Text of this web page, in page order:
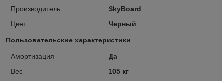
Производитель
SkyBoard
Цвет
Черный
Пользовательские характеристики
Амортизация
Да
Вес
105 кг